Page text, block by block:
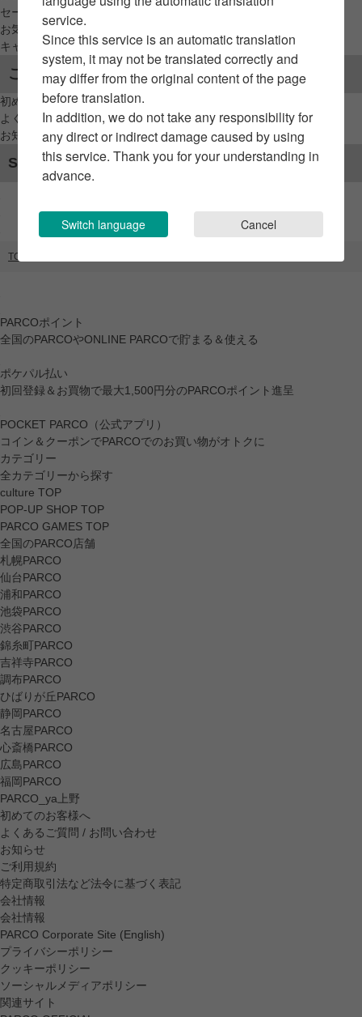
セールアイテムから探す
お気に入りから探す
キャンペーン/クーポン対象から探す
ご利用案内
初めてのお客様へ
よくあるご質問 / お問い合わせ
お知らせ
SNSアカウント
TOP
PARCOポイント
全国のPARCOやONLINE PARCOで貯まる＆使える
ポケパル払い
初回登録＆お買物で最大1,500円分のPARCOポイント進呈
POCKET PARCO（公式アプリ）
コイン＆クーポンでPARCOでのお買い物がオトクに
カテゴリー
全カテゴリーから探す
culture TOP
POP-UP SHOP TOP
PARCO GAMES TOP
全国のPARCO店舗
札幌PARCO
仙台PARCO
浦和PARCO
池袋PARCO
渋谷PARCO
錦糸町PARCO
吉祥寺PARCO
調布PARCO
ひばりが丘PARCO
静岡PARCO
名古屋PARCO
心斎橋PARCO
広島PARCO
福岡PARCO
PARCO_ya上野
初めてのお客様へ
よくあるご質問 / お問い合わせ
お知らせ
ご利用規約
特定商取引法など法令に基づく表記
会社情報
会社情報
PARCO Corporate Site (English)
プライバシーポリシー
クッキーポリシー
ソーシャルメディアポリシー
関連サイト
service.
Since this service is an automatic translation
system, it may not be translated correctly and
may differ from the original content of the page
before translation.
In addition, we do not take any responsibility for
any direct or indirect damage caused by using
this service. Thank you for your understanding in
advance.
Switch language Cancel